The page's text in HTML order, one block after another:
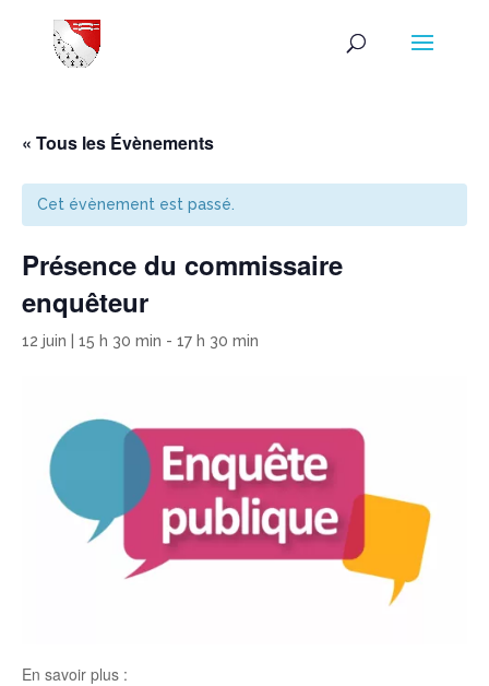
« Tous les Évènements
Cet évènement est passé.
Présence du commissaire
enquêteur
12 juin | 15 h 30 min - 17 h 30 min
En savoir plus :